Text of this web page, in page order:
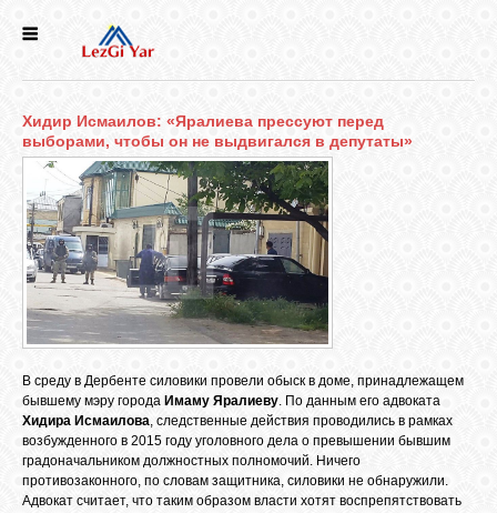
СЕЛА
ИСТОРИЯ
КУЛЬТУРА
ГОЛОС
НАРОДЫ
БИБЛИОТЕКА
Хидир Исмаилов: «Яралиева прессуют перед
выборами, чтобы он не выдвигался в депутаты»
В среду в Дербенте силовики провели обыск в доме, принадлежащем
бывшему мэру города Имаму Яралиеву. По данным его адвоката
Хидира Исмаилова, следственные действия проводились в рамках
возбужденного в 2015 году уголовного дела о превышении бывшим
градоначальником должностных полномочий. Ничего
противозаконного, по словам защитника, силовики не обнаружили.
Адвокат считает, что таким образом власти хотят воспрепятствовать